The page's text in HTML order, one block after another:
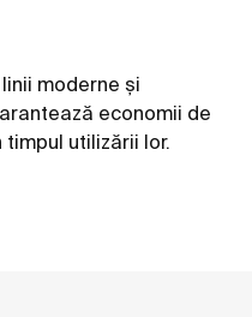
moderne și
economii de
utilizării lor.